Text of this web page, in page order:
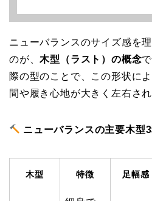
ニューバランスのサイズ感を
のが、木型（ラスト）の概念
際の型のことで、この形状に
間や履き心地が大きく左右され
ニューバランスの主要木型
木型 特徴 足幅感